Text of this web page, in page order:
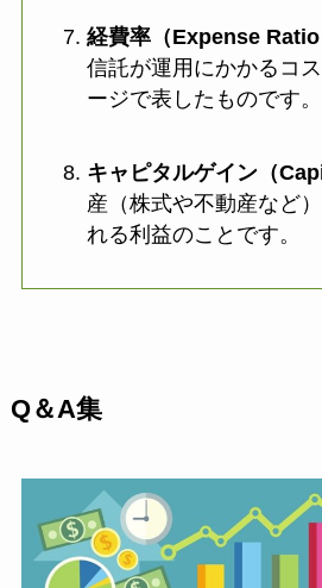
経費率（Expense Ratio
信託が運用にかかるコ
ージで表したものです。
キャピタルゲイン（
産（株式や不動産など
れる利益のことです。
Q＆A集